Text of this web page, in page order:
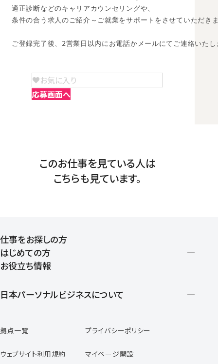
適正診断などのキャリアカウンセリングや、
条件の合う求人のご紹介～ご就業をサポートをさせていただき
ご登録完了後、2営業日以内にお電話かメールにてご連絡いたし
お気に入り
応募画面へ
このお仕事を見ている人は
こちらも見ています。
仕事をお探しの方
はじめての方
登録から就業開始までの流れ
お役立ち情報
日本パーソナルビジネスについて
スタッフの声
専任コンサルタントの声
拠点一覧 プライバシーポリシー
ウェブサイト利用規約 マイページ開設